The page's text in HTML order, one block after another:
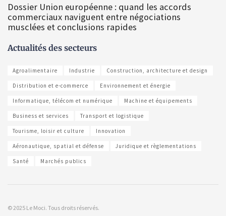
Dossier Union européenne : quand les accords
commerciaux naviguent entre négociations
musclées et conclusions rapides
Actualités des secteurs
Agroalimentaire Industrie Construction, architecture et design
Distribution et e-commerce Environnement et énergie
Informatique, télécom et numérique Machine et équipements
Business et services Transport et logistique
Tourisme, loisir et culture Innovation
Aéronautique, spatial et défense Juridique et règlementations
Santé Marchés publics
© 2025 Le Moci. Tous droits réservés.